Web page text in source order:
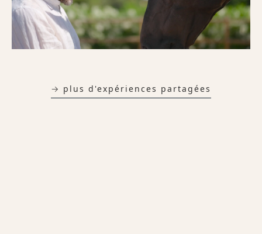
→ plus d'expériences partagées